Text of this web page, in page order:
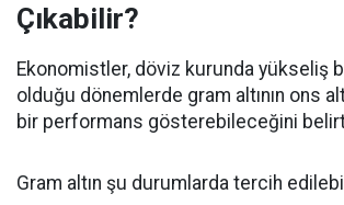
Çıkabilir?
Ekonomistler, döviz kurunda yükseliş
olduğu dönemlerde gram altının ons
bir performans gösterebileceğini
Gram altın şu durumlarda tercih